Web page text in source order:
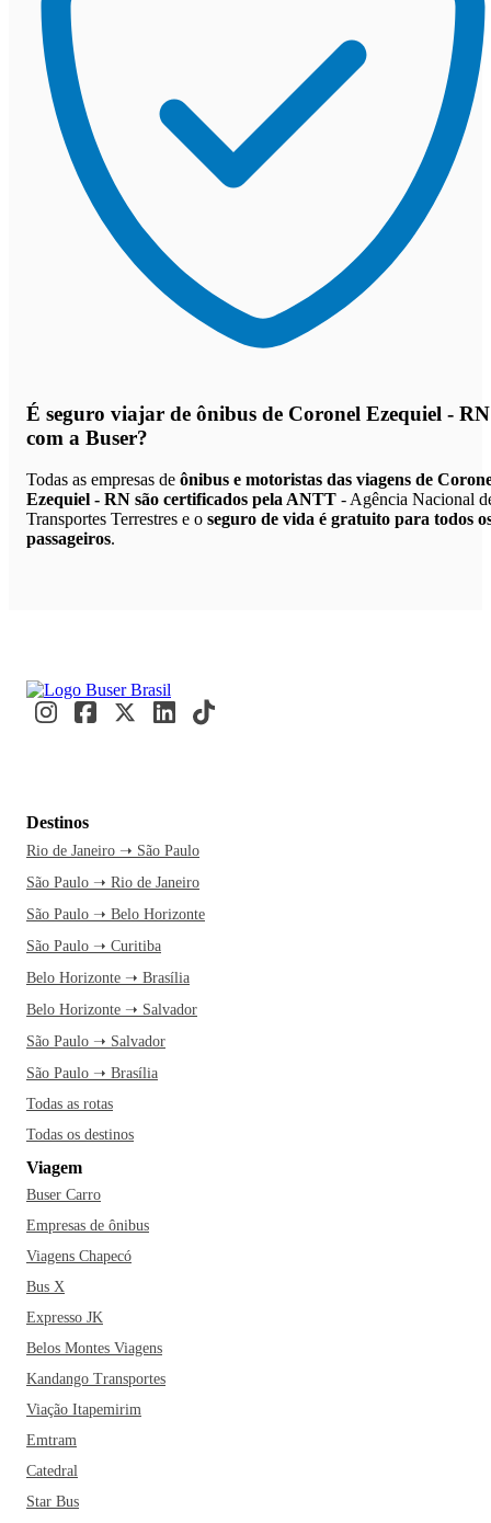
É seguro viajar de ônibus de Coronel Ezequiel - RN
com a Buser?
Todas as empresas de ônibus e motoristas das viagens de
Ezequiel - RN são certificados pela ANTT - Agência Nacional
Transportes Terrestres e o seguro de vida é gratuito para todos
passageiros.
Destinos
Rio de Janeiro ➝ São Paulo
São Paulo ➝ Rio de Janeiro
São Paulo ➝ Belo Horizonte
São Paulo ➝ Curitiba
Belo Horizonte ➝ Brasília
Belo Horizonte ➝ Salvador
São Paulo ➝ Salvador
São Paulo ➝ Brasília
Todas as rotas
Todas os destinos
Viagem
Buser Carro
Empresas de ônibus
Viagens Chapecó
Bus X
Expresso JK
Belos Montes Viagens
Kandango Transportes
Viação Itapemirim
Emtram
Catedral
Star Bus